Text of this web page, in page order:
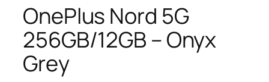
OnePlus Nord 5G
256GB/12GB – Onyx
Grey